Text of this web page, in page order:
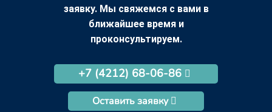
заявку. Мы свяжемся с вами в
ближайшее время и
проконсультируем.
+7 (4212) 68-06-86
Оставить заявку